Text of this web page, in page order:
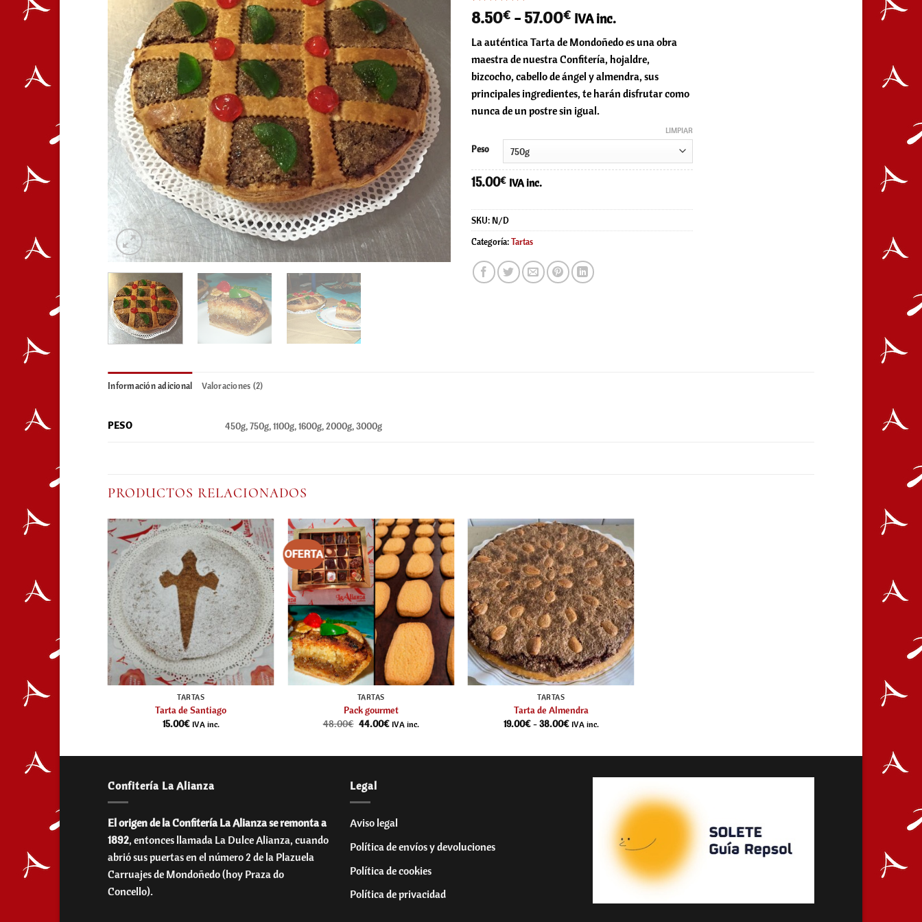
Valorado
con5de 5
2
valoraciones
de clientes
8.50€ - 57.00€Rango
precios:
desde
8.50€
hasta
57.00€
IVA inc.
La auténtica Tarta de Mondoñedo es una obra
maestra de nuestra Confitería, hojaldre,
bizcocho, cabello de ángel y almendra, sus
principales ingredientes, te harán disfrutar como
nunca de un postre sin igual.
Peso
LIMPIAR
15.00€ IVA inc.
SKU: N/D
Categoría:Tartas
Información adicional Valoraciones (2)
PESO 450g, 750g, 1100g, 1600g, 2000g, 3000g
PRODUCTOS RELACIONADOS
TARTAS
Tarta de Santiago
15.00€ IVA inc.
OFERTA
TARTAS
Pack gourmet
48.00€ El
44.00€ElIVA inc.
TARTAS
Tarta de Almendra
19.00€-38.00€Rango
38.00€
IVA inc.
Confitería La Alianza
El origen de la Confitería La Alianza se remonta a
1892, entonces llamada La Dulce Alianza, cuando
abrió sus puertas en el número 2 de la Plazuela
Carruajes de Mondoñedo (hoy Praza do
Concello).
Legal
Aviso legal
Política de envíos y devoluciones
Política de cookies
Política de privacidad